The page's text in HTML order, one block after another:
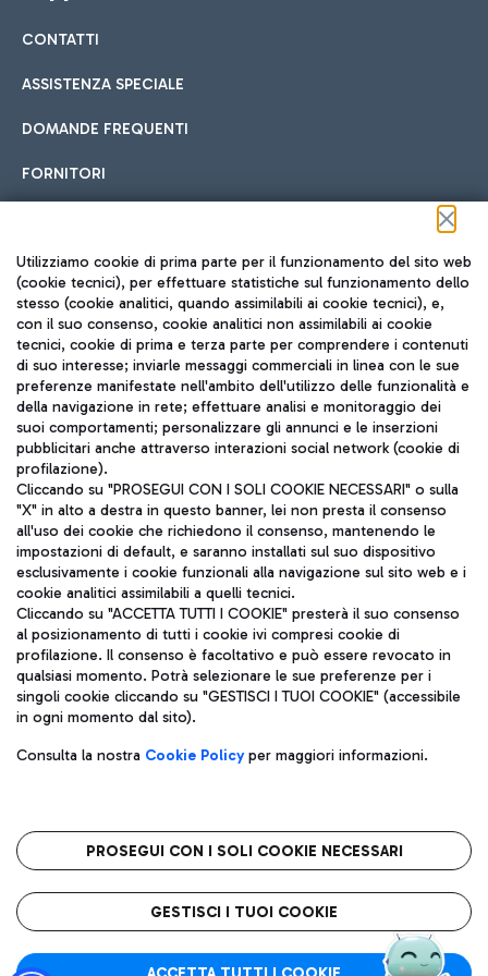
Cucina Internazionale
Fast Food
Pizza
Gelateria
Wine Bar & Sparkling
Hotel in aeroporto
Scegli l'alloggio più adatto e approfitta della vicinanza
all'aeroporto.
Car sharing
Con il Car Sharing è ancora più facile spostarsi
Treno
Raggiungi velocemente l'aeroporto di Fiumicino da Roma
tramite i servizi ferroviari Trenitalia.
Autobus
Scopri le linee di autobus per raggiungere l'aeroporto
Leonardo Da Vinci.
Raggiungi l’aeroporto senza pensieri con il servizio di taxi a
Ristoranti
Scopri la nostra offerta per una pausa gustosa in aeroporto
Mappa Aeroporto Fiumicino
CONTATTI
ASSISTENZA SPECIALE
DOMANDE FREQUENTI
FORNITORI
Seguici sui social
TRAVEL JOURNAL
ITA
Aeroporti di Roma S.p.A. - Società soggetta a direzione e
coordinamento di Mundys S.p.A.
Codice fiscale e Registro delle Imprese di Roma 13032990155 P.
IVA 06572251004
Capitale sociale 62.224.743,00 int. vers.
Sede legale: Via Pier Paolo Racchetti 1 - 00054 Fiumicino (RM)
telefono +39 06 65951
Privacy policy
Note legali
Roma FCO
L'aeroporto stellato
Utilizziamo cookie di prima parte per il funzionamento del sito web
(cookie tecnici), per effettuare statistiche sul funzionamento dello
stesso (cookie analitici, quando assimilabili ai cookie tecnici), e,
con il suo consenso, cookie analitici non assimilabili ai cookie
tecnici, cookie di prima e terza parte per comprendere i contenuti
di suo interesse; inviarle messaggi commerciali in linea con le sue
preferenze manifestate nell'ambito dell'utilizzo delle funzionalità e
della navigazione in rete; effettuare analisi e monitoraggio dei
suoi comportamenti; personalizzare gli annunci e le inserzioni
pubblicitari anche attraverso interazioni social network (cookie di
profilazione).
Cliccando su "PROSEGUI CON I SOLI COOKIE NECESSARI" o sulla
"X" in alto a destra in questo banner, lei non presta il consenso
all'uso dei cookie che richiedono il consenso, mantenendo le
impostazioni di default, e saranno installati sul suo dispositivo
esclusivamente i cookie funzionali alla navigazione sul sito web e i
cookie analitici assimilabili a quelli tecnici.
Cliccando su "ACCETTA TUTTI I COOKIE" presterà il suo consenso
al posizionamento di tutti i cookie ivi compresi cookie di
profilazione. Il consenso è facoltativo e può essere revocato in
qualsiasi momento. Potrà selezionare le sue preferenze per i
singoli cookie cliccando su "GESTISCI I TUOI COOKIE" (accessibile
in ogni momento dal sito).
Consulta la nostra Cookie Policyper maggiori informazioni.
PROSEGUI CON I SOLI COOKIE NECESSARI
GESTISCI I TUOI COOKIE